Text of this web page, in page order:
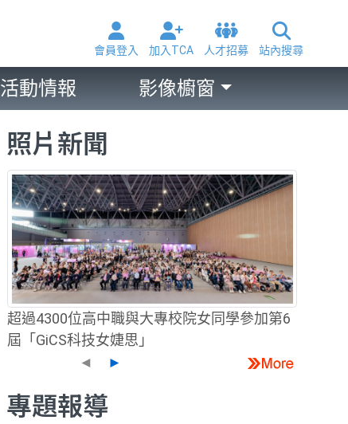
會員登入 加入TCA 人才招募 站內搜尋
活動情報 影像櫥窗
照片新聞
超過4300位高中職與大專校院女同學參加第6
屆「GiCS科技女婕思」
◄
►
專題報導